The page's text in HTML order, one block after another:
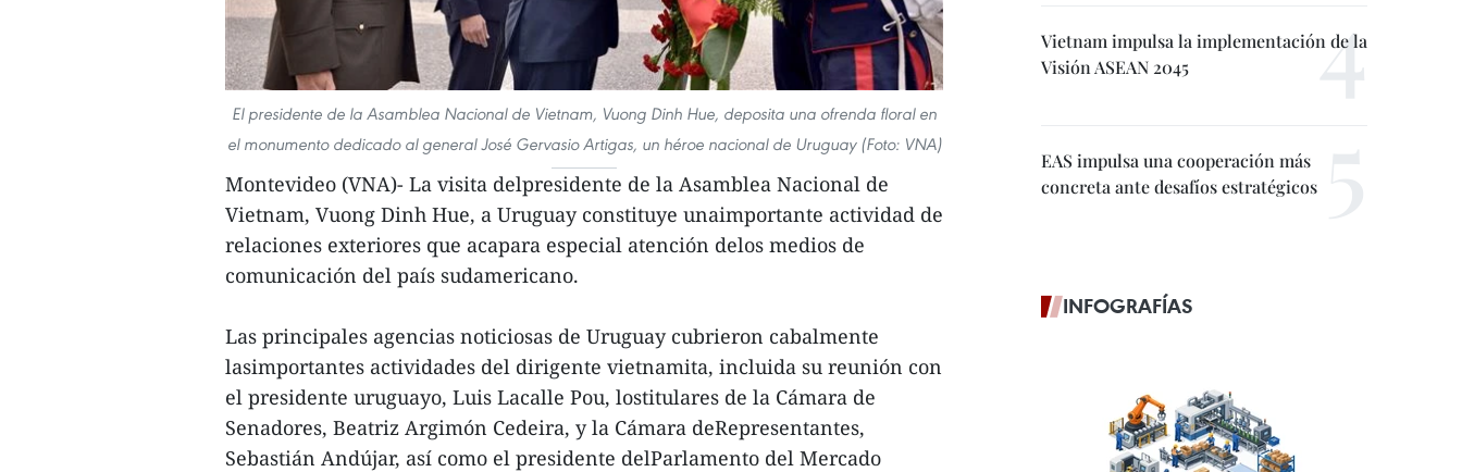
El presidente de la Asamblea Nacional de Vietnam, Vuong Dinh Hue, deposita una ofrenda floral en
el monumento dedicado al general José Gervasio Artigas, un héroe nacional de Uruguay (Foto: VNA)
Montevideo (VNA)- La visita delpresidente de la Asamblea Nacional de
Vietnam, Vuong Dinh Hue, a Uruguay constituye unaimportante actividad de
relaciones exteriores que acapara especial atención delos medios de
comunicación del país sudamericano.
Las principales agencias noticiosas de Uruguay cubrieron cabalmente
lasimportantes actividades del dirigente vietnamita, incluida su reunión con
el presidente uruguayo, Luis Lacalle Pou, lostitulares de la Cámara de
Senadores, Beatriz Argimón Cedeira, y la Cámara deRepresentantes,
Sebastián Andújar, así como el presidente delParlamento del Mercado
Vietnam impulsa la implementación de la
Visión ASEAN 2045
EAS impulsa una cooperación más
concreta ante desafíos estratégicos
INFOGRAFÍAS